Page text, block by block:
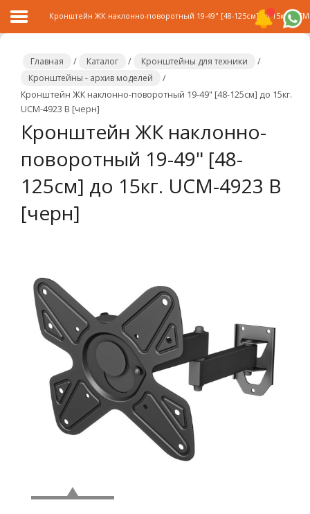
Главная
Каталог
Распродажа
Новости
купить
обзоры
Вакансии
Кронштейн ЖК наклонно-поворотный 19-49" [48-125см] до 15кг.
Главная / Каталог / Кронштейны для техники
/
Кронштейны - архив моделей
/
Кронштейн ЖК наклонно-поворотный 19-49" [48-125см] до 15кг.
UCM-4923 B [черн]
Кронштейн ЖК наклонно-
поворотный 19-49" [48-
125см] до 15кг. UCM-4923 B
[черн]